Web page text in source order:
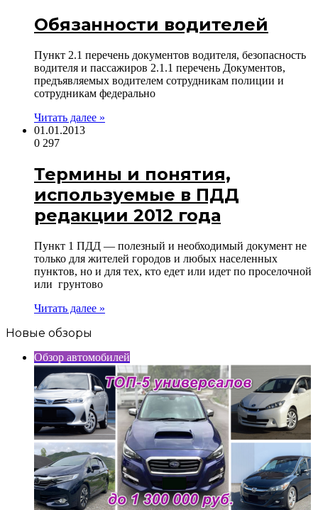
Обязанности водителей
Пункт 2.1 перечень документов водителя, безопасность
водителя и пассажиров 2.1.1 перечень Документов,
предъявляемых водителем сотрудникам полиции и
сотрудникам федерально
Читать далее »
01.01.2013
0 297
Термины и понятия,
используемые в ПДД
редакции 2012 года
Пункт 1 ПДД — полезный и необходимый документ не
только для жителей городов и любых населенных
пунктов, но и для тех, кто едет или идет по проселочной
или грунтово
Читать далее »
Новые обзоры
Обзор автомобилей